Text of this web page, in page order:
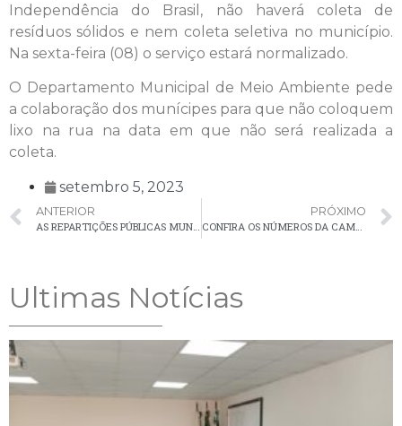
Independência do Brasil, não haverá coleta de
resíduos sólidos e nem coleta seletiva no município.
Na sexta-feira (08) o serviço estará normalizado.
O Departamento Municipal de Meio Ambiente pede
a colaboração dos munícipes para que não coloquem
lixo na rua na data em que não será realizada a
coleta.
setembro 5, 2023
ANTERIOR
PRÓXIMO
CONFIRA OS NÚMEROS DA CAMPANHA DE VACINAÇÃO CONTRA INFLUENZA EM PALMEIRA
Ultimas Notícias